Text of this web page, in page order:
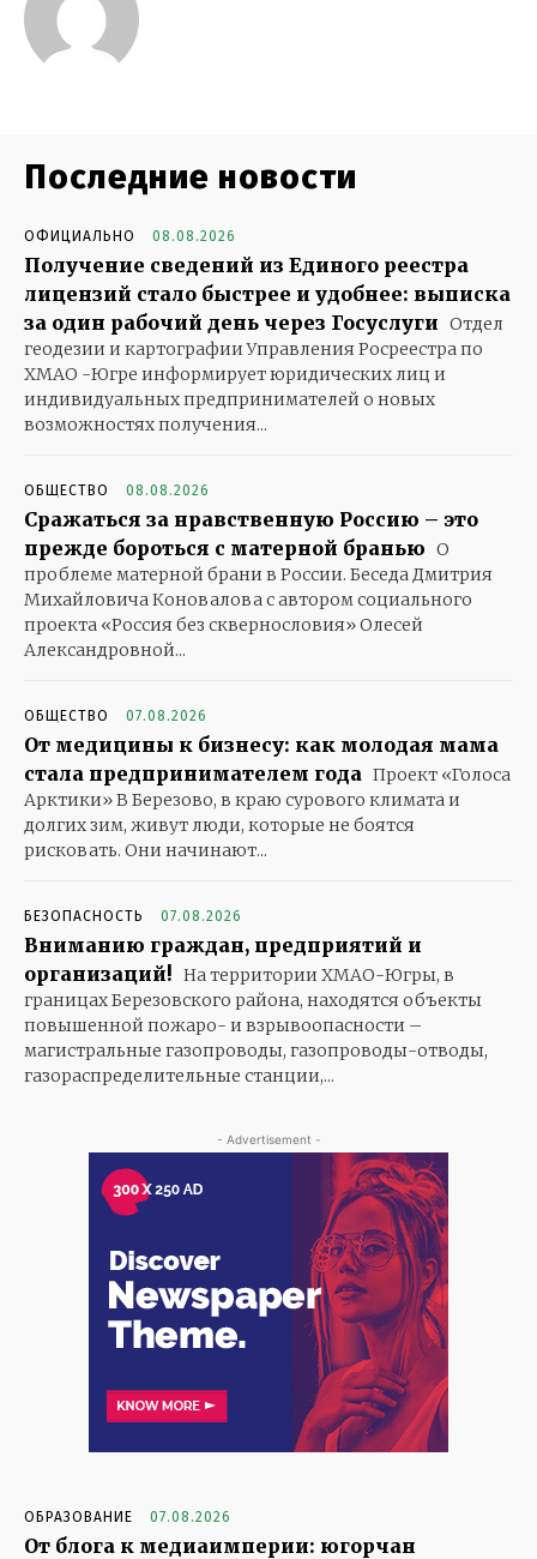
Последние новости
ОФИЦИАЛЬНО 08.08.2026
Получение сведений из Единого реестра
лицензий стало быстрее и удобнее: выписка
за один рабочий день через Госуслуги Отдел
геодезии и картографии Управления Росреестра по
ХМАО -Югре информирует юридических лиц и
индивидуальных предпринимателей о новых
возможностях получения...
ОБЩЕСТВО 08.08.2026
Сражаться за нравственную Россию – это
прежде бороться с матерной бранью О
проблеме матерной брани в России. Беседа Дмитрия
Михайловича Коновалова с автором социального
проекта «Россия без сквернословия» Олесей
Александровной...
ОБЩЕСТВО 07.08.2026
От медицины к бизнесу: как молодая мама
стала предпринимателем года Проект «Голоса
Арктики» В Березово, в краю сурового климата и
долгих зим, живут люди, которые не боятся
рисковать. Они начинают...
БЕЗОПАСНОСТЬ 07.08.2026
Вниманию граждан, предприятий и
организаций! На территории ХМАО-Югры, в
границах Березовского района, находятся объекты
повышенной пожаро- и взрывоопасности –
магистральные газопроводы, газопроводы-отводы,
газораспределительные станции,...
- Advertisement -
ОБРАЗОВАНИЕ 07.08.2026
От блога к медиаимперии: югорчан